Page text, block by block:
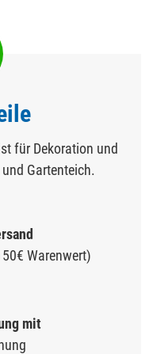
für Dekoration und
Gartenteich.
Warenwert)
mit